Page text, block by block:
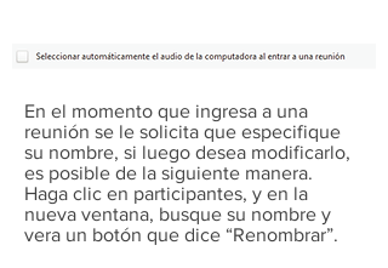
En el momento que ingresa a una
reunión se le solicita que especifique
su nombre, si luego desea modificarlo,
es posible de la siguiente manera.
Haga clic en participantes, y en la
nueva ventana, busque su nombre y
vera un botón que dice “Renombrar”.